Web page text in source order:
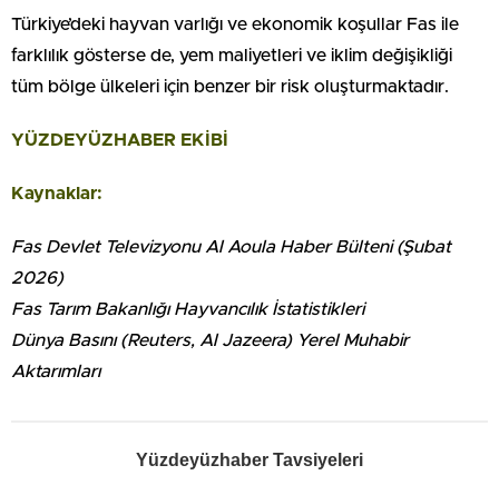
Türkiye’deki hayvan varlığı ve ekonomik koşullar Fas ile
farklılık gösterse de, yem maliyetleri ve iklim değişikliği
tüm bölge ülkeleri için benzer bir risk oluşturmaktadır.
YÜZDEYÜZHABER EKİBİ
Kaynaklar:
Fas Devlet Televizyonu Al Aoula Haber Bülteni (Şubat
2026)
Fas Tarım Bakanlığı Hayvancılık İstatistikleri
Dünya Basını (Reuters, Al Jazeera) Yerel Muhabir
Aktarımları
Yüzdeyüzhaber Tavsiyeleri